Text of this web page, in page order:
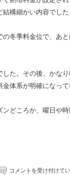
結構細かい内容でし
冬季料金位で、あ
た。その後、かな
体系が明確になっ
どころか、曜日や
コメントを受け付けて